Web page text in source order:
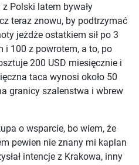
Polski latem bywały
teraz znowu, by podtrzymać
jeżdże ostatkiem sił po 3
i 100 z powrotem, a to, po
200 USD miesięcznie i
taca wynosi około 50
granicy szalenstwa i wbrew
o wsparcie, bo wiem, że
pewien nie znany mi kaplan
intencje z Krakowa, inny